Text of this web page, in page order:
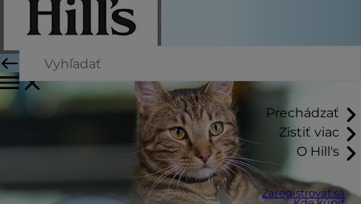
Prechádzať
Zistiť viac
O Hill's
Zaregistrovať sa
Autor
|